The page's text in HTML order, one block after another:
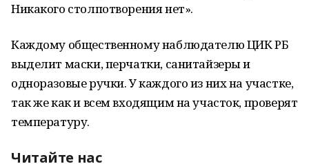
Никакого столпотворения нет».
Каждому общественному наблюдателю ЦИК РБ
выделит маски, перчатки, санитайзеры и
одноразовые ручки. У каждого из них на участке,
так же как и всем входящим на участок, проверят
температуру.
Читайте нас